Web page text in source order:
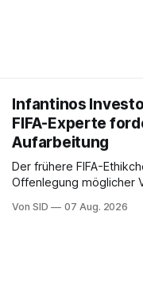
Infantinos
FIFA-Experte
Aufarbeitung
Der frühere FIFA-
Offenlegung möglicher
Infantinos Rolle
Von SID 07 Aug. 2026